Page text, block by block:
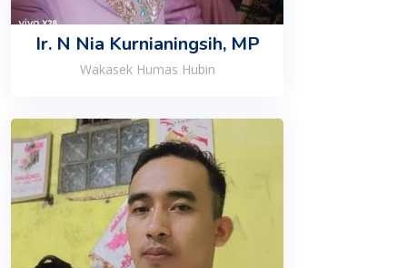
Ir. N Nia Kurnianingsih, MP
Wakasek Humas Hubin